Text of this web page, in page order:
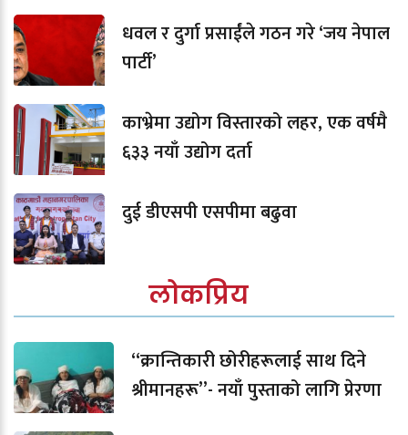
धवल र दुर्गा प्रसाईंले गठन गरे ‘जय नेपाल
पार्टी’
काभ्रेमा उद्योग विस्तारको लहर, एक वर्षमै
६३३ नयाँ उद्योग दर्ता
दुई डीएसपी एसपीमा बढुवा
लोकप्रिय
“क्रान्तिकारी छोरीहरूलाई साथ दिने
श्रीमानहरू”- नयाँ पुस्ताको लागि प्रेरणा